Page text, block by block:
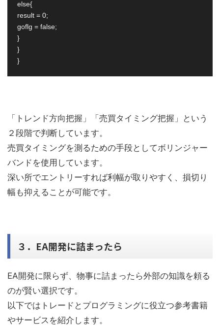
else{
result = 0;
goflg = false;
}
}
「トレンド方向把握」「売買タイミング把握」という
２段階で判断しています。
売買タイミングを測るための手段としてボリンジャー
バンドを使用しています。
深い所でエントリーすれば利幅が取りやすく、損切り
幅も抑えることが可能です。
３．EA開発に詰まったら
EA開発に限らず、物事に詰まったら外部の知識を頼る
のが賢い選択です。
以下ではトレードとプログラミングに役立つ参考書籍
やサービスを紹介します。